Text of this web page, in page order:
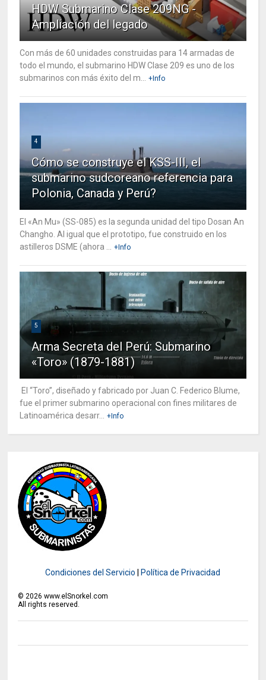
HDW Submarino Clase 209NG -
Ampliación del legado
Con más de 60 unidades construidas para 14 armadas de
todo el mundo, el submarino HDW Clase 209 es uno de los
submarinos con más éxito del m...
+Info
4
Cómo se construye el KSS-III, el
submarino sudcoreano referencia para
Polonia, Canada y Perú?
El «An Mu» (SS-085) es la segunda unidad del tipo Dosan An
Changho. Al igual que el prototipo, fue construido en los
astilleros DSME (ahora ...
+Info
5
Arma Secreta del Perú: Submarino
«Toro» (1879-1881)
El “Toro”, diseñado y fabricado por Juan C. Federico Blume,
fue el primer submarino operacional con fines militares de
Latinoamérica desarr...
+Info
Condiciones del Servicio Política de Privacidad
© 2026 www.elSnorkel.com
All rights reserved.